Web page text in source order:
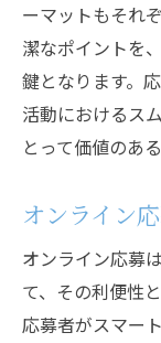
ーマットもそれ
潔なポイントを
鍵となります。
活動におけるス
とって価値のあ
オンライン
オンライン応募
て、その利便性
応募者がスマー